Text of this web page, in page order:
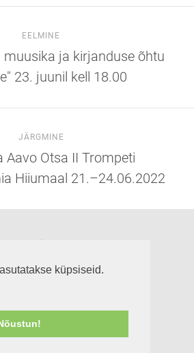
küpsiseid.
EELMINE
muusika ja kirjanduse õhtu
23. juunil kell 18.00
JÄRGMINE
Aavo Otsa II Trompeti
Hiiumaal 21.–24.06.2022
LAHTIOLEKUAJAD